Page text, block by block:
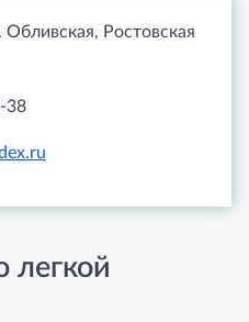
Обливская, Ростовская
38
легкой